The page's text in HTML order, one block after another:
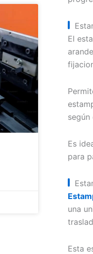
El
según
Es
para
una
Esta